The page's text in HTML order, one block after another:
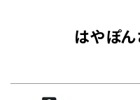
はやぽん